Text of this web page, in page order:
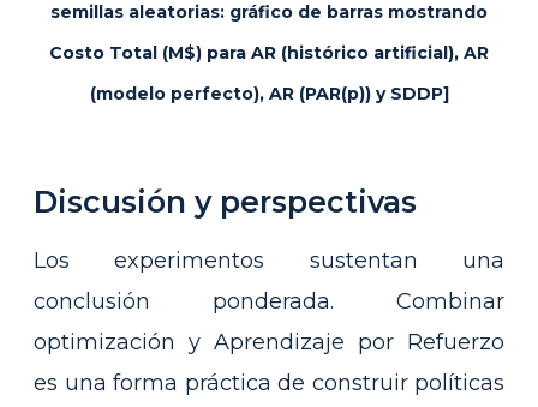
semillas aleatorias: gráfico de barras mostrando
Costo Total (M$) para AR (histórico artificial), AR
(modelo perfecto), AR (PAR(p)) y SDDP]
Discusión y perspectivas
Los experimentos sustentan una
conclusión ponderada. Combinar
optimización y Aprendizaje por Refuerzo
es una forma práctica de construir políticas